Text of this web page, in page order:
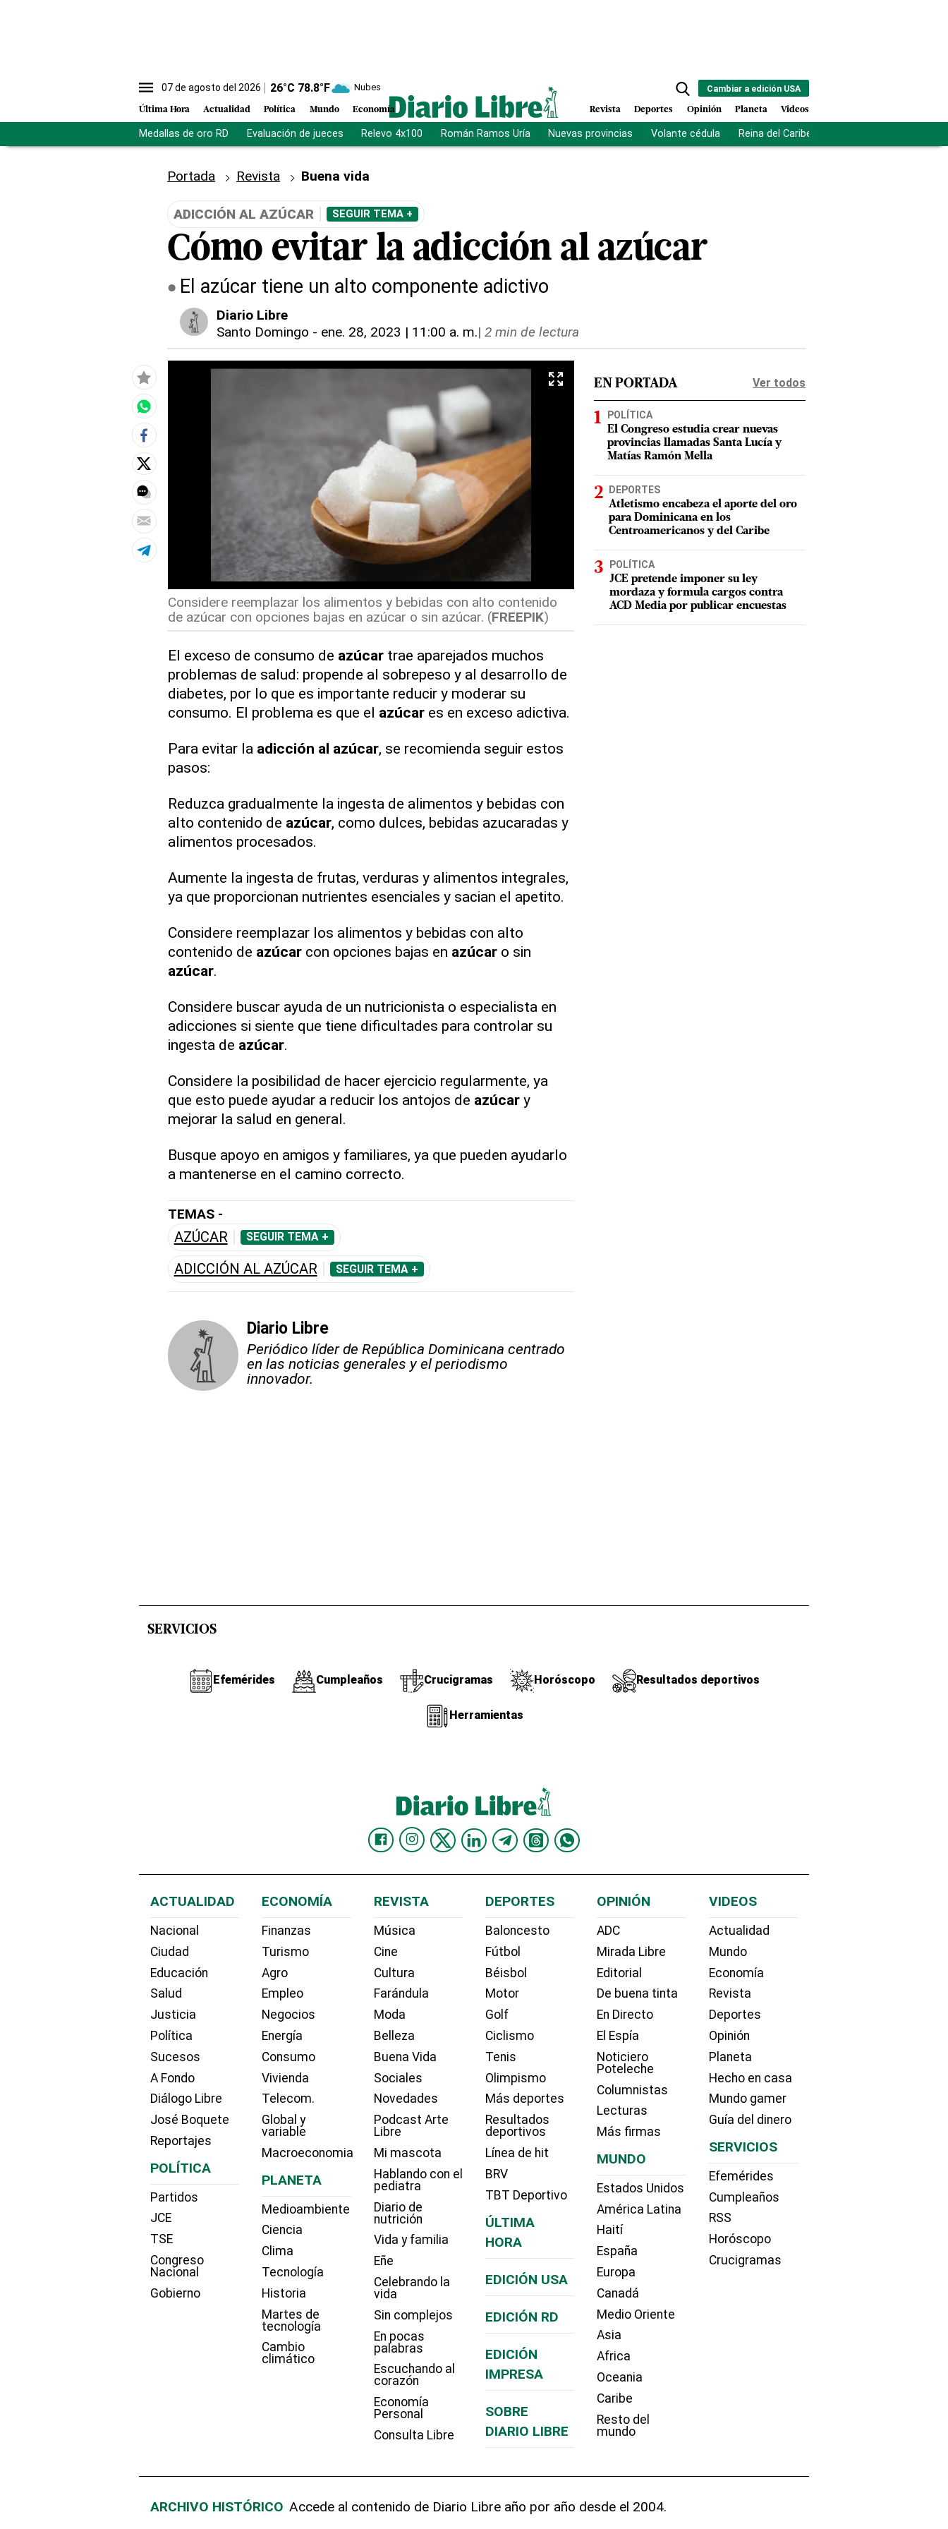
07 de agosto del 2026 26°C 78.8°F Nubes
Última Hora Actualidad Política Mundo Economía
Cambiar a edición USA
Revista Deportes Opinión Planeta Videos
Medallas de oro RD Evaluación de jueces Relevo 4x100 Román Ramos Uría Nuevas provincias Volante cédula Reina del Caribe
Portada Revista Buena vida
ADICCIÓN AL AZÚCAR SEGUIR TEMA +
Cómo evitar la adicción al azúcar
El azúcar tiene un alto componente adictivo
Diario Libre
Santo Domingo - ene. 28, 2023 | 11:00 a. m.| 2 min de lectura
Considere reemplazar los alimentos y bebidas con alto contenido
de azúcar con opciones bajas en azúcar o sin azúcar. (FREEPIK)
El exceso de consumo de azúcartrae aparejados muchos
problemas de salud: propende al sobrepeso y al desarrollo de
diabetes, por lo que es importante reducir y moderar su
consumo. El problema es que el azúcares en exceso adictiva.
Para evitar la adicción al azúcar, se recomienda seguir estos
pasos:
Reduzca gradualmente la ingesta de alimentos y bebidas con
alto contenido de azúcar, como dulces, bebidas azucaradas y
alimentos procesados.
Aumente la ingesta de frutas, verduras y alimentos integrales,
ya que proporcionan nutrientes esenciales y sacian el apetito.
Considere reemplazar los alimentos y bebidas con alto
contenido de azúcarcon opciones bajas en azúcaro sin
azúcar.
Considere buscar ayuda de un nutricionista o especialista en
adicciones si siente que tiene dificultades para controlar su
ingesta de azúcar.
Considere la posibilidad de hacer ejercicio regularmente, ya
que esto puede ayudar a reducir los antojos de azúcary
mejorar la salud en general.
Busque apoyo en amigos y familiares, ya que pueden ayudarlo
a mantenerse en el camino correcto.
TEMAS -
AZÚCAR SEGUIR TEMA +
ADICCIÓN AL AZÚCAR SEGUIR TEMA +
Diario Libre
Periódico líder de República Dominicana centrado
en las noticias generales y el periodismo
innovador.
EN PORTADA Ver todos
POLÍTICA
El Congreso estudia crear nuevas
provincias llamadas Santa Lucía y
Matías Ramón Mella
DEPORTES
Atletismo encabeza el aporte del oro
para Dominicana en los
Centroamericanos y del Caribe
POLÍTICA
JCE pretende imponer su ley
mordaza y formula cargos contra
ACD Media por publicar encuestas
SERVICIOS
Efemérides Cumpleaños Crucigramas Horóscopo Resultados deportivos
Herramientas
ACTUALIDAD
Nacional
Ciudad
Educación
Salud
Justicia
Política
Sucesos
A Fondo
Diálogo Libre
José Boquete
Reportajes
POLÍTICA
Partidos
JCE
TSE
Congreso
Nacional
Gobierno
ECONOMÍA
Finanzas
Turismo
Agro
Empleo
Negocios
Energía
Consumo
Vivienda
Telecom.
Global y
variable
Macroeconomia
PLANETA
Medioambiente
Ciencia
Clima
Tecnología
Historia
Martes de
tecnología
Cambio
climático
REVISTA
Música
Cine
Cultura
Farándula
Moda
Belleza
Buena Vida
Sociales
Novedades
Podcast Arte
Libre
Mi mascota
Hablando con el
pediatra
Diario de
nutrición
Vida y familia
Eñe
Celebrando la
vida
Sin complejos
En pocas
palabras
Escuchando al
corazón
Economía
Personal
Consulta Libre
DEPORTES
Baloncesto
Fútbol
Béisbol
Motor
Golf
Ciclismo
Tenis
Olimpismo
Más deportes
Resultados
deportivos
Línea de hit
BRV
TBT Deportivo
ÚLTIMA
HORA
EDICIÓN USA
EDICIÓN RD
EDICIÓN
IMPRESA
SOBRE
DIARIO LIBRE
OPINIÓN
ADC
Mirada Libre
Editorial
De buena tinta
En Directo
El Espía
Noticiero
Poteleche
Columnistas
Lecturas
Más firmas
MUNDO
Estados Unidos
América Latina
Haití
España
Europa
Canadá
Medio Oriente
Asia
Africa
Oceania
Caribe
Resto del
mundo
VIDEOS
Actualidad
Mundo
Economía
Revista
Deportes
Opinión
Planeta
Hecho en casa
Mundo gamer
Guía del dinero
SERVICIOS
Efemérides
Cumpleaños
RSS
Horóscopo
Crucigramas
ARCHIVO HISTÓRICO Accede al contenido de Diario Libre año por año desde el 2004.